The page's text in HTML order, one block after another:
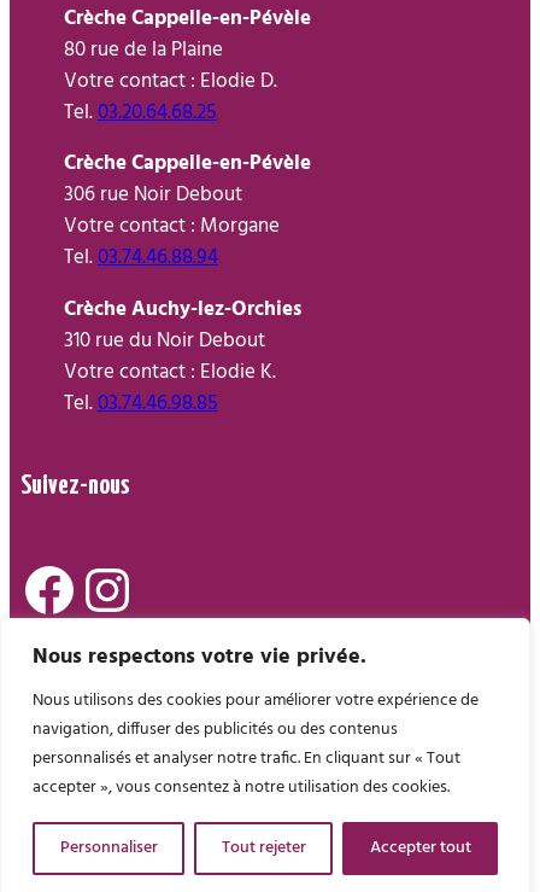
Nous respectons votre vie privée.
Nous utilisons des cookies pour améliorer votre expérience de
navigation, diffuser des publicités ou des contenus
personnalisés et analyser notre trafic. En cliquant sur « Tout
accepter », vous consentez à notre utilisation des cookies.
Personnaliser Tout rejeter Accepter tout
Crèche Cappelle-en-Pévèle
80 rue de la Plaine
Votre contact : Elodie D.
Tel.03.20.64.68.25
Crèche Cappelle-en-Pévèle
306 rue Noir Debout
Votre contact : Morgane
Tel.03.74.46.88.94
Crèche Auchy-lez-Orchies
310 rue du Noir Debout
Votre contact : Elodie K.
Tel.03.74.46.98.85
Suivez-nous
Facebook Instagram
Préinscriptions
Espace parentEspace collaborateur
Site internet créé parBoitmobile